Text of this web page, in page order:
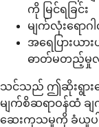
ကို မြင်ရခြင်း
မျက်လုံးရောဂ
အရေပြားယာ
ဓာတ်မတည့်မှုလ
သင်သည် ဤဆိုးရွားသ
မျက်စိဆရာဝန်ထံ ခ
ဆေးကုသမှုကို ခံယူပါ